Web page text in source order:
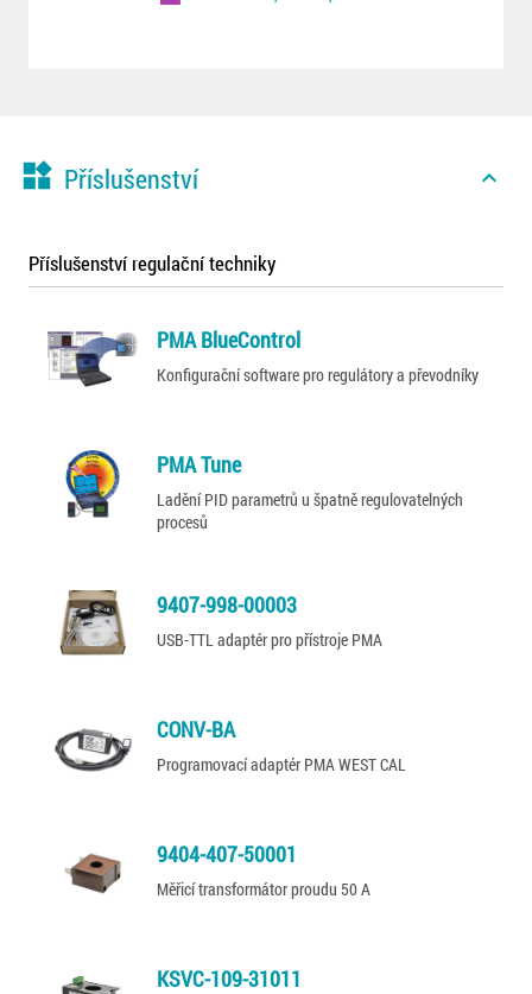
widgets Příslušenství expand_less
Příslušenství regulační techniky
PMA BlueControl
Konfigurační software pro regulátory a převodníky
PMA Tune
Ladění PID parametrů u špatně regulovatelných
procesů
9407-998-00003
USB-TTL adaptér pro přístroje PMA
CONV-BA
Programovací adaptér PMA WEST CAL
9404-407-50001
Měřicí transformátor proudu 50 A
KSVC-109-31011